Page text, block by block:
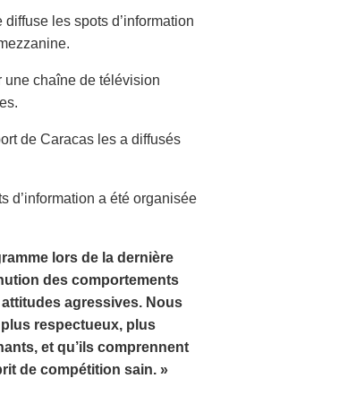
les spots d’information
une chaîne de télévision
de Caracas les a diffusés
d’information a été organisée
lors de la dernière
des comportements
agressives. Nous
respectueux, plus
et qu’ils comprennent
de compétition sain. »